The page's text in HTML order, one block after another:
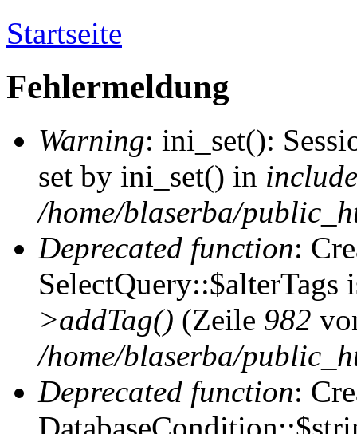
Startseite
Fehlermeldung
Warning: ini_set():
set by ini_set() in
/home/blaserba/
Deprecated function:
SelectQuery::$alterTags
>addTag() (Zeile 982
/home/blaserba/
Deprecated function: